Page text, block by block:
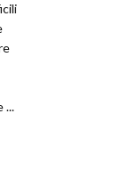
...